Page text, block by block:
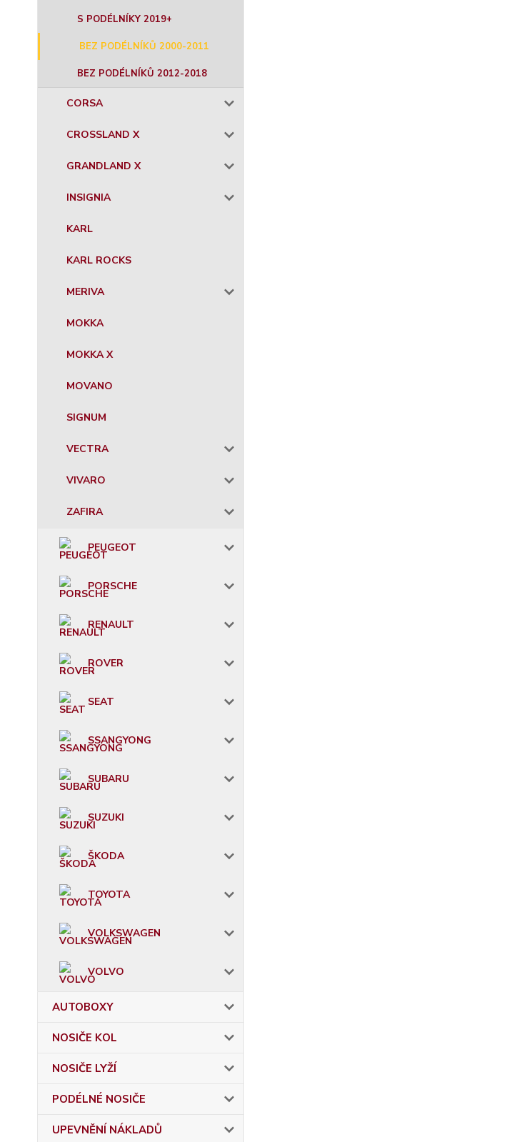
S PODÉLNÍKY 2019+
BEZ PODÉLNÍKŮ 2000-2011
BEZ PODÉLNÍKŮ 2012-2018
CORSA
CROSSLAND X
GRANDLAND X
INSIGNIA
KARL
KARL ROCKS
MERIVA
MOKKA
MOKKA X
MOVANO
SIGNUM
VECTRA
VIVARO
ZAFIRA
PEUGEOT
PORSCHE
RENAULT
ROVER
SEAT
SSANGYONG
SUBARU
SUZUKI
ŠKODA
TOYOTA
VOLKSWAGEN
VOLVO
AUTOBOXY
NOSIČE KOL
NOSIČE LYŽÍ
PODÉLNÉ NOSIČE
UPEVNĚNÍ NÁKLADŮ